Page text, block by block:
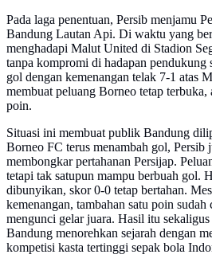
Pada laga penentuan, Persib menjamu
Bandung Lautan Api. Di waktu yang
menghadapi Malut United di Stadion
tanpa kompromi di hadapan pendukung
gol dengan kemenangan telak 7-1 atas
membuat peluang Borneo tetap terbuka,
poin.
Situasi ini membuat publik Bandung
Borneo FC terus menambah gol, Persib
membongkar pertahanan Persijap.
tetapi tak satupun mampu berbuah gol.
dibunyikan, skor 0-0 tetap bertahan.
kemenangan, tambahan satu poin
mengunci gelar juara. Hasil itu
Bandung menorehkan sejarah dengan
kompetisi kasta tertinggi sepak bola